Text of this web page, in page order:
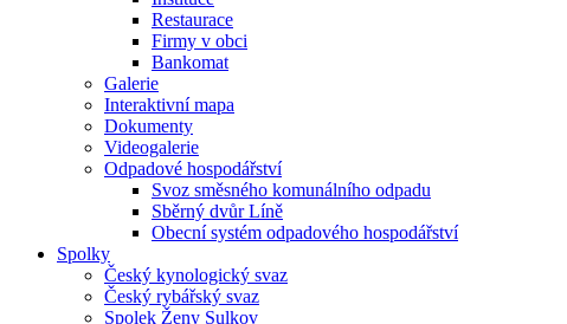
Restaurace
Firmy v obci
Bankomat
Galerie
Interaktivní mapa
Dokumenty
Videogalerie
Odpadové hospodářství
Svoz směsného komunálního odpadu
Sběrný dvůr Líně
Obecní systém odpadového hospodářství
Spolky
Český kynologický svaz
Český rybářský svaz
Spolek Ženy Sulkov